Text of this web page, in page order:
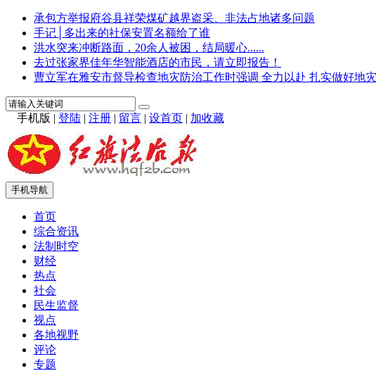
承包方举报府谷县祥荣煤矿越界盗采、非法占地诸多问题
手记│多出来的社保安置名额给了谁
洪水突来冲断路面，20余人被困，结局暖心......
去过张家界佳年华智能酒店的市民，请立即报告！
曹立军在雅安市督导检查地灾防治工作时强调 全力以赴 扎实做好地
手机版 | 登陆 | 注册 | 留言 | 设首页 | 加收藏
手机导航
首页
综合资讯
法制时空
财经
热点
社会
民生监督
视点
各地视野
评论
专题